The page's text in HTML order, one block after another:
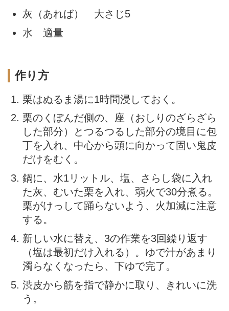
灰（あれば） 大さじ5
水 適量
作り方
栗はぬるま湯に1時間浸しておく。
栗のくぼんだ側の、座（おしりのざらざら
した部分）とつるつるした部分の境目に包
丁を入れ、中心から頭に向かって固い鬼皮
だけをむく。
鍋に、水1リットル、塩、さらし袋に入れ
た灰、むいた栗を入れ、弱火で30分煮る。
栗がけっして踊らないよう、火加減に注意
する。
新しい水に替え、3の作業を3回繰り返す
（塩は最初だけ入れる）。ゆで汁があまり
濁らなくなったら、下ゆで完了。
渋皮から筋を指で静かに取り、きれいに洗
う。